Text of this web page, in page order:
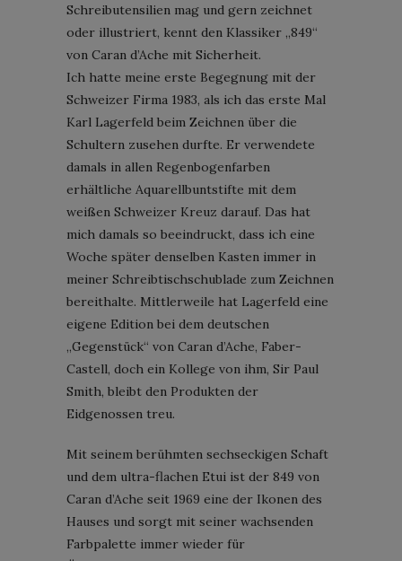
Schreibutensilien mag und gern zeichnet
oder illustriert, kennt den Klassiker „849“
von Caran d’Ache mit Sicherheit.
Ich hatte meine erste Begegnung mit der
Schweizer Firma 1983, als ich das erste Mal
Karl Lagerfeld beim Zeichnen über die
Schultern zusehen durfte. Er verwendete
damals in allen Regenbogenfarben
erhältliche Aquarellbuntstifte mit dem
weißen Schweizer Kreuz darauf. Das hat
mich damals so beeindruckt, dass ich eine
Woche später denselben Kasten immer in
meiner Schreibtischschublade zum Zeichnen
bereithalte. Mittlerweile hat Lagerfeld eine
eigene Edition bei dem deutschen
„Gegenstück“ von Caran d’Ache, Faber-
Castell, doch ein Kollege von ihm, Sir Paul
Smith, bleibt den Produkten der
Eidgenossen treu.
Mit seinem berühmten sechseckigen Schaft
und dem ultra-flachen Etui ist der 849 von
Caran d’Ache seit 1969 eine der Ikonen des
Hauses und sorgt mit seiner wachsenden
Farbpalette immer wieder für